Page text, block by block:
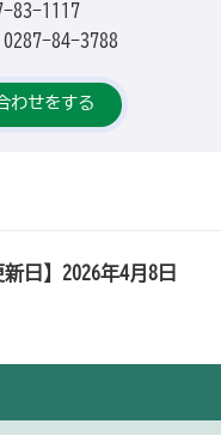
83-1117
84-3788
わせをする
新日】 2026年4月8日